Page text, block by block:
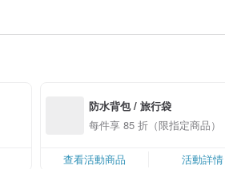
防水背包 / 旅行袋
每件享 85 折（限指定商品）
查看活動商品 活動詳情